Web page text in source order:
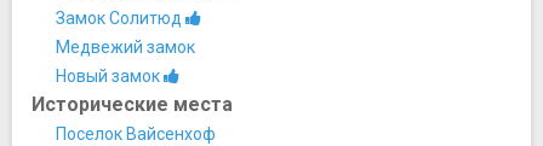
Замок Солитюд
Медвежий замок
Новый замок
Исторические места
Поселок Вайсенхоф